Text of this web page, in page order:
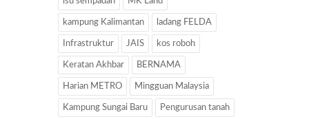
kampung Kalimantan ladang FELDA
Infrastruktur JAIS kos roboh
Keratan Akhbar BERNAMA
Harian METRO Mingguan Malaysia
Kampung Sungai Baru Pengurusan tanah